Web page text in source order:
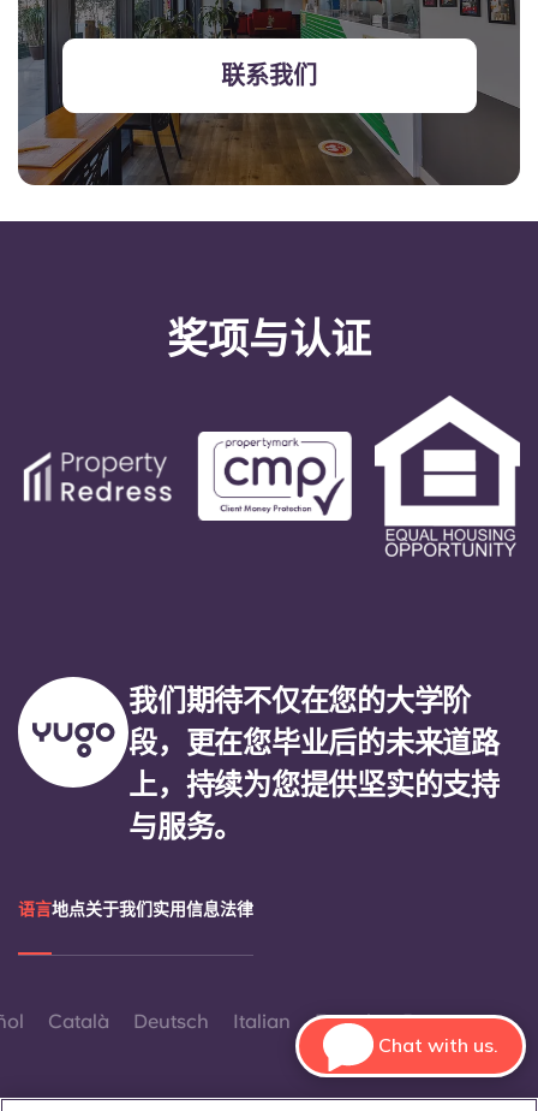
联系我们
奖项与认证
我们期待不仅在您的大学阶
段，更在您毕业后的未来道路
上，持续为您提供坚实的支持
与服务。
语言地点关于我们实用信息法律
Català Deutsch Italian French Portuguese
Chat with us.